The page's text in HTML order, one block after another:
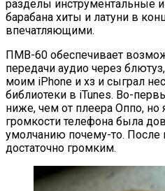
разделы инструментальные
барабана хиты и латуни в
впечатляющими.
ПМВ-60 обеспечивает
передачи аудио через
моим iPhone и хз и сыграл
библиотеки в iTunes. Во-
ниже, чем от плеера Оппо, но
громкости телефона была
умолчанию почему-то. После
достаточно громким.